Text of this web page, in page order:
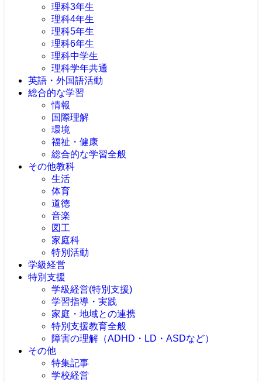
理科3年生
理科4年生
理科5年生
理科6年生
理科中学生
理科学年共通
英語・外国語活動
総合的な学習
情報
国際理解
環境
福祉・健康
総合的な学習全般
その他教科
生活
体育
道徳
音楽
図工
家庭科
特別活動
学級経営
特別支援
学級経営(特別支援)
学習指導・実践
家庭・地域との連携
特別支援教育全般
障害の理解（ADHD・LD・ASDなど）
その他
特集記事
学校経営